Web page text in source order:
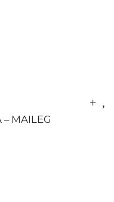
MAILEG